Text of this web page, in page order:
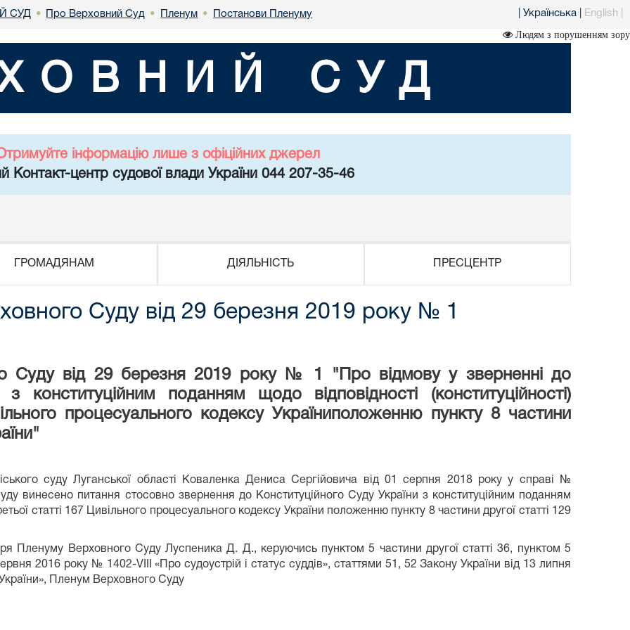
СУД • Про Верховний Суд • Пленум • Постанови Пленуму Українська English
Людям з порушенням зору
СУД
інформацію лише з офіційних джерел
Контакт-центр судової влади України 044 207-35-46
ГРОМАДЯНАМ ДІЯЛЬНІСТЬ ПРЕСЦЕНТР
Суду від 29 березня 2019 року № 1
Суду від 29 березня 2019 року № 1 "Про відмову у зверненні до
конституційним поданням щодо відповідності (конституційності)
процесуального кодексу Україниположенню пункту 8 частини
суду Луганської області Коваленка Дениса Сергійовича від 01 серпня 2018 року у справі №
винесено питання стосовно звернення до Конституційного Суду України з конституційним поданням
статті 167 Цивільного процесуального кодексу України положенню пункту 8 частини другої статті 129
Пленуму Верховного Суду Луспеника Д. Д., керуючись пунктом 5 частини другої статті 36, пунктом 5
2016 року № 1402-VIII «Про судоустрій і статус суддів», статтями 51, 52 Закону України від 13 липня
Пленум Верховного Суду